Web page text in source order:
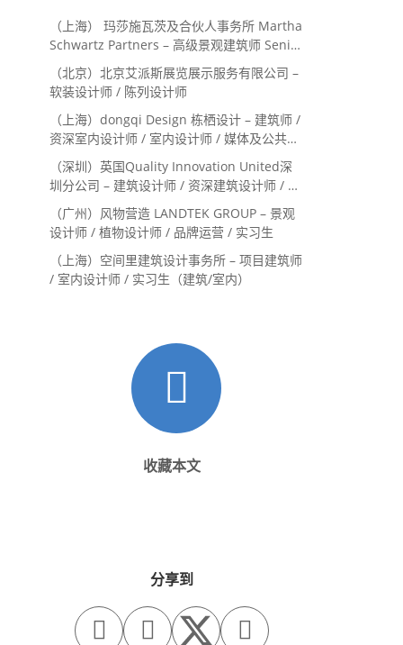
（上海） 玛莎施瓦茨及合伙人事务所 Martha
Schwartz Partners – 高级景观建筑师 Senior
Landscape Designer / 景观建筑师
Landscape Designer
（北京）北京艾派斯展览展示服务有限公司 –
软装设计师 / 陈列设计师
（上海）dongqi Design 栋栖设计 – 建筑师 /
资深室内设计师 / 室内设计师 / 媒体及公共关
系主管 / 设计实习生（常年招聘）
（深圳）英国Quality Innovation United深
圳分公司 – 建筑设计师 / 资深建筑设计师 / 室
内设计师 / 设计实习生
（广州）风物营造 LANDTEK GROUP – 景观
设计师 / 植物设计师 / 品牌运营 / 实习生
（上海）空间里建筑设计事务所 – 项目建筑师
/ 室内设计师 / 实习生（建筑/室内）
收藏本文
分享到
  